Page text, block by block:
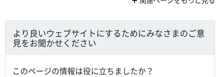
より良いウェブサイトにするためにみなさまのご意
見をお聞かせください
このページの情報は役に立ちましたか？